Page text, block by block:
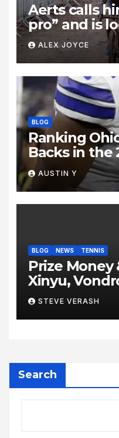
Aerts calls
pro” and is
taking on
Wout van
van der
to think I’ll
ALEX JOYCE
BLOG
Ranking
Backs in the
AUSTIN Y
BLOG NEWS TENNIS
Prize Money
Xinyu,
Sabalenka,
Berlin Tennis
Grass, Grit,
STEVE VERASH
Search